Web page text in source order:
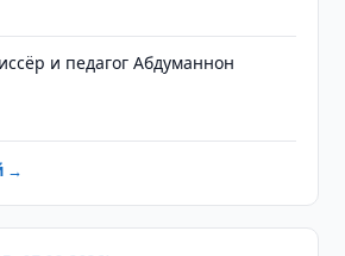
и педагог Абдуманнон
→